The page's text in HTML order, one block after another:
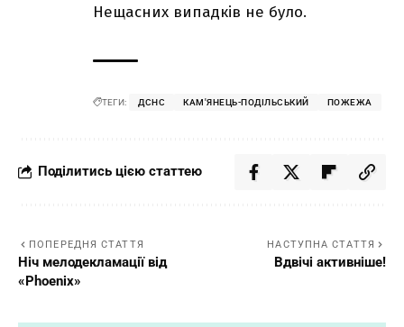
Нещасних випадків не було.
ТЕГИ: ДСНС КАМ'ЯНЕЦЬ-ПОДІЛЬСЬКИЙ ПОЖЕЖА
Поділитись цією статтею
ПОПЕРЕДНЯ СТАТТЯ
Ніч мелодекламації від
«Phoenix»
НАСТУПНА СТАТТЯ
Вдвічі активніше!